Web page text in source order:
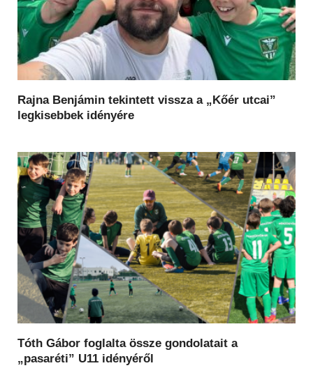
Rajna Benjámin tekintett vissza a „Kőér utcai”
legkisebbek idényére
Tóth Gábor foglalta össze gondolatait a
„pasaréti” U11 idényéről